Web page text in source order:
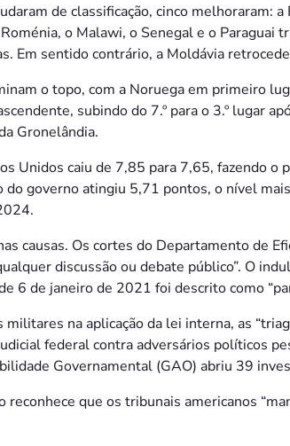
de classificação, cinco melhoraram:
Roménia, o Malawi, o Senegal e o
Em sentido contrário, a Moldávia
o topo, com a Noruega em primeiro
subindo do 7.º para o 3.º lugar
Gronelândia.
Unidos caiu de 7,85 para 7,65, fazendo o
do governo atingiu 5,71 pontos, o nível
causas. Os cortes do Departamento de
discussão ou debate público”. O
6 de janeiro de 2021 foi descrito como
militares na aplicação da lei interna, as
federal contra adversários políticos
Governamental (GAO) abriu 39
reconhece que os tribunais americanos